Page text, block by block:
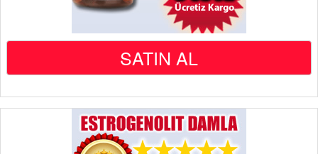
SATIN AL